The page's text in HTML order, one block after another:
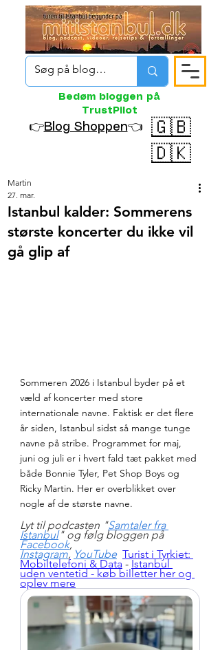
Bedøm bloggen på
TrustPilot
👉Blog Shoppen👈
🇬🇧
🇩🇰
Istanbul kalder: Sommerens
største koncerter du ikke vil
gå glip af
Martin
27. mar.
Sommeren 2026 i Istanbul byder på et
væld af koncerter med store
internationale navne. Faktisk er det flere
år siden, Istanbul sidst så mange tunge
navne på stribe. Programmet for maj,
juni og juli er i hvert fald tæt pakket med
både Bonnie Tyler, Pet Shop Boys og
Ricky Martin. Her er overblikket over
nogle af de største navne.
Lyt til podcasten "Samtaler fra
Istanbul" og følg bloggen på
Facebook,
Instagram, YouTube Turist i Tyrkiet:
Mobiltelefoni & Data - Istanbul
uden ventetid - køb billetter her og
oplev mere